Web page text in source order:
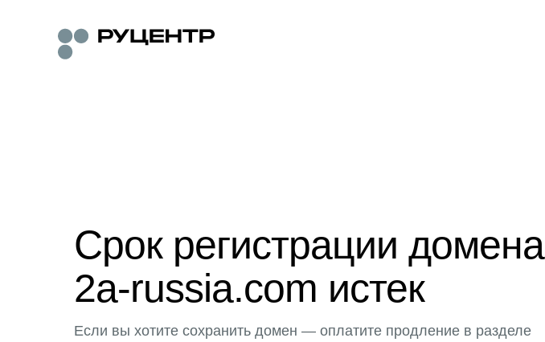
Срок регистрации домена
2a-russia.com истек
Если вы хотите сохранить домен — оплатите продление в разделе